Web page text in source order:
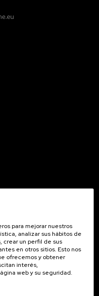
para mejorar nuestros
analizar sus hábitos de
crear un perfil de sus
en otros sitios. Esto nos
ofrecemos y obtener
interés,
web y su seguridad.